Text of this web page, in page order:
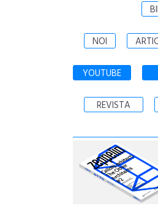
NOI
YOUTUBE
REVISTA